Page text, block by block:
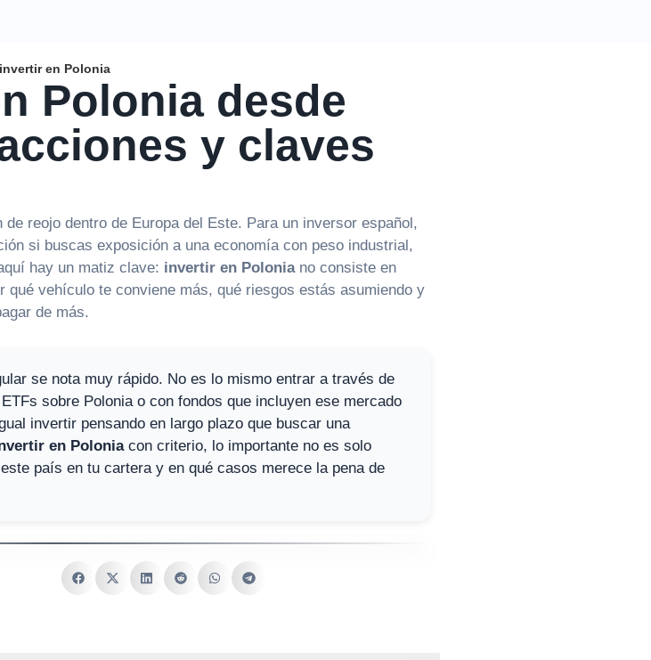
en Polonia
Polonia desde
y claves
reojo dentro de Europa del Este. Para un inversor español,
si buscas exposición a una economía con peso industrial,
hay un matiz clave: invertir en Poloniano consiste en
qué vehículo te conviene más, qué riesgos estás asumiendo y
de más.
se nota muy rápido. No es lo mismo entrar a través de
sobre Polonia o con fondos que incluyen ese mercado
invertir pensando en largo plazo que buscar una
en Poloniacon criterio, lo importante no es solo
país en tu cartera y en qué casos merece la pena de